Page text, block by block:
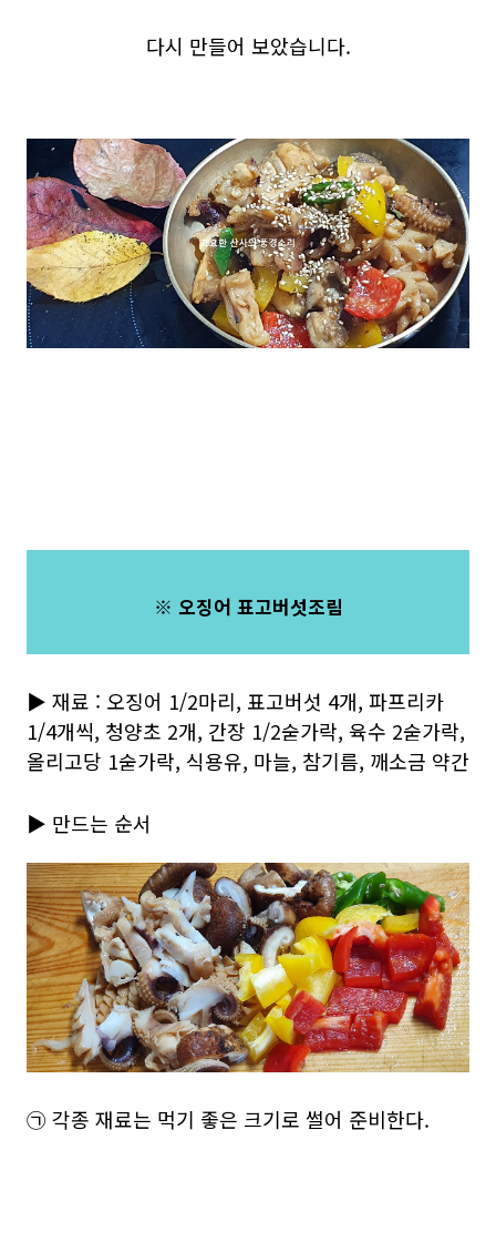
다시 만들어 보았습니다.
※ 오징어 표고버섯조림
▶ 재료 : 오징어 1/2마리, 표고버섯 4개, 파프리카
1/4개씩, 청양초 2개, 간장 1/2숟가락, 육수 2숟가락,
올리고당 1숟가락, 식용유, 마늘, 참기름, 깨소금 약간
▶ 만드는 순서
㉠ 각종 재료는 먹기 좋은 크기로 썰어 준비한다.